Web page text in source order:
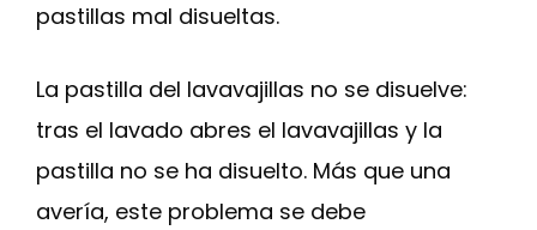
pastillas mal disueltas.
La pastilla del lavavajillas no se disuelve:
tras el lavado abres el lavavajillas y la
pastilla no se ha disuelto. Más que una
avería, este problema se debe